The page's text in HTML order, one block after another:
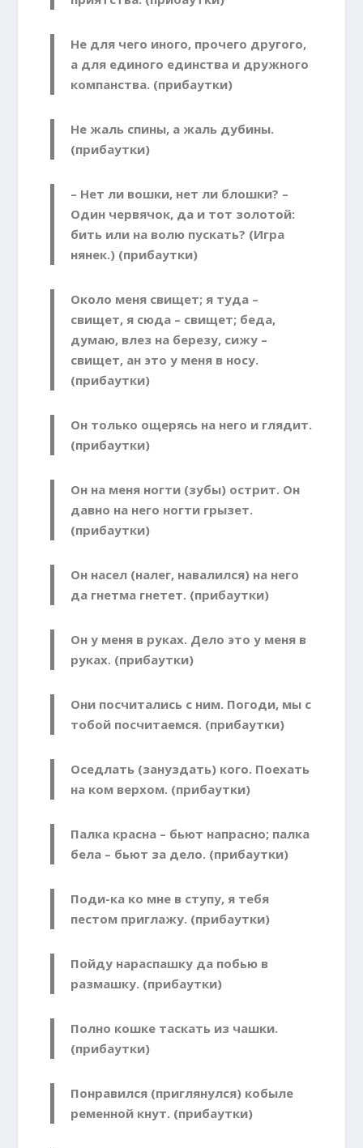
Не для чего иного, прочего другого,
а для единого единства и дружного
компанства. (прибаутки)
Не жаль спины, а жаль дубины.
(прибаутки)
– Нет ли вошки, нет ли блошки? –
Один червячок, да и тот золотой:
бить или на волю пускать? (Игра
нянек.) (прибаутки)
Около меня свищет; я туда –
свищет, я сюда – свищет; беда,
думаю, влез на березу, сижу –
свищет, ан это у меня в носу.
(прибаутки)
Он только ощерясь на него и глядит.
(прибаутки)
Он на меня ногти (зубы) острит. Он
давно на него ногти грызет.
(прибаутки)
Он насел (налег, навалился) на него
да гнетма гнетет. (прибаутки)
Он у меня в руках. Дело это у меня в
руках. (прибаутки)
Они посчитались с ним. Погоди, мы с
тобой посчитаемся. (прибаутки)
Оседлать (зануздать) кого. Поехать
на ком верхом. (прибаутки)
Палка красна – бьют напрасно; палка
бела – бьют за дело. (прибаутки)
Поди-ка ко мне в ступу, я тебя
пестом приглажу. (прибаутки)
Пойду нараспашку да побью в
размашку. (прибаутки)
Полно кошке таскать из чашки.
(прибаутки)
Понравился (приглянулся) кобыле
ременной кнут. (прибаутки)